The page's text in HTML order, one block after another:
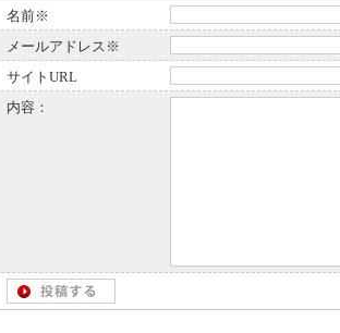
名前※
メールアドレス※
サイトURL
内容：